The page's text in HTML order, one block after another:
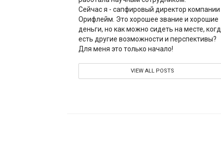
Сейчас я - сапфировый директор компании
Орифлейм. Это хорошее звание и хорошие
деньги, но как можно сидеть на месте,
есть другие возможности и перспективы?
Для меня это только начало!
VIEW ALL POSTS